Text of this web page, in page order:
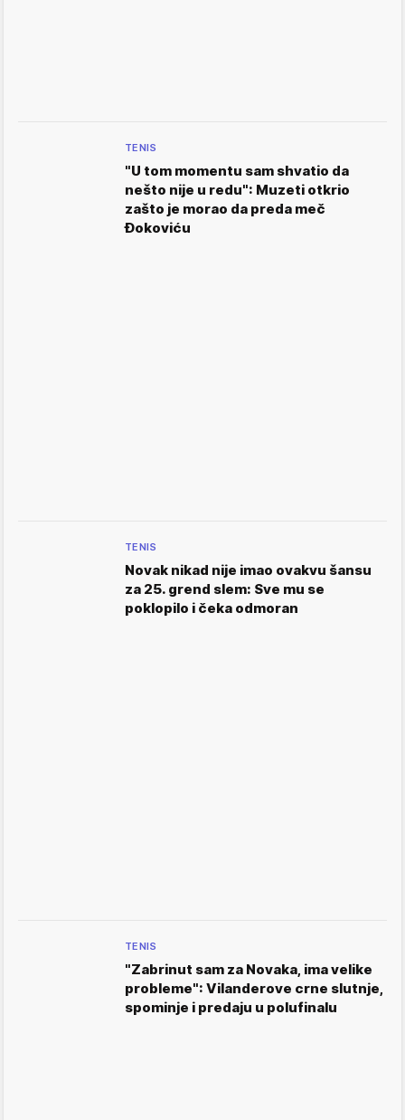
TENIS
"U tom momentu sam shvatio da
nešto nije u redu": Muzeti otkrio
zašto je morao da preda meč
Đokoviću
TENIS
Novak nikad nije imao ovakvu šansu
za 25. grend slem: Sve mu se
poklopilo i čeka odmoran
TENIS
"Zabrinut sam za Novaka, ima velike
probleme": Vilanderove crne slutnje,
spominje i predaju u polufinalu